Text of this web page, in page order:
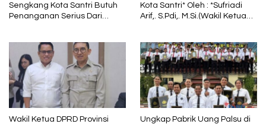
Sengkang Kota Santri Butuh
Penanganan Serius Dari
Kota Santri* Oleh : *Sufriadi
Arif,. S.Pdi,. M.Si.(Wakil Ketua
Wakil Ketua DPRD Provinsi
Ungkap Pabrik Uang Palsu di